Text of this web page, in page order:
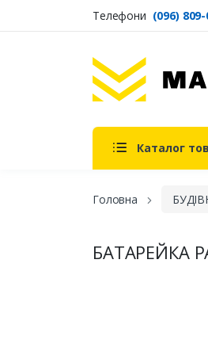
Телефони (096)
Masmart
Каталог
Головна
БАТАРЕЙКА